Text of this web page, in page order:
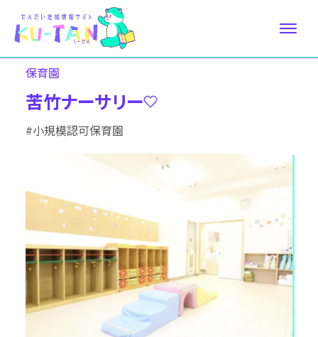
保育園
苦竹ナーサリー
#小規模認可保育園